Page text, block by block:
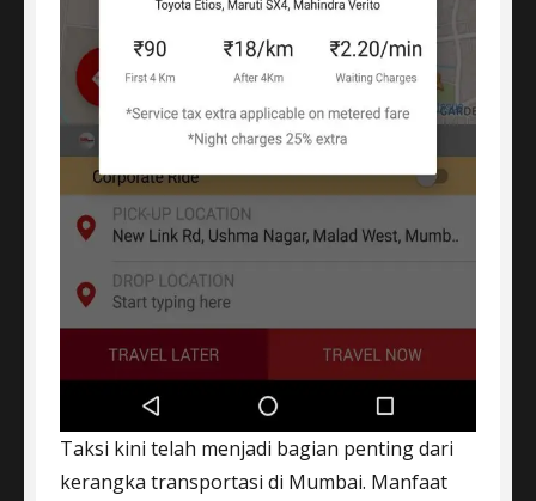
Taksi kini telah menjadi bagian penting dari
kerangka transportasi di Mumbai. Manfaat